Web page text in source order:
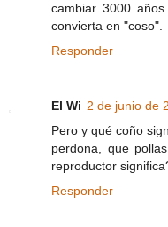
cambiar 3000
convierta en "coso".
Responder
El Wi 2 de junio de
Pero y qué coño
perdona, que
reproductor
Responder